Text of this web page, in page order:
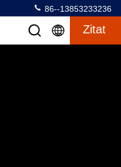
86--13853233236
Zitat